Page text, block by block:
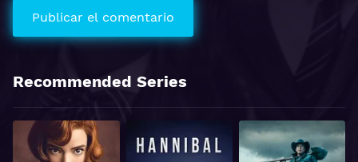
Recommended Series